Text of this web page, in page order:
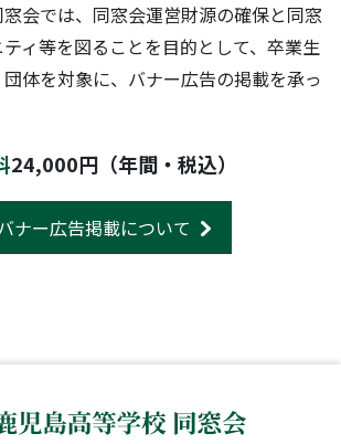
会では、同窓会運営財源の確保と同窓
ィ等を図ることを目的として、卒業生
体を対象に、バナー広告の掲載を承っ
24,000円（年間・税込）
ナー広告掲載について